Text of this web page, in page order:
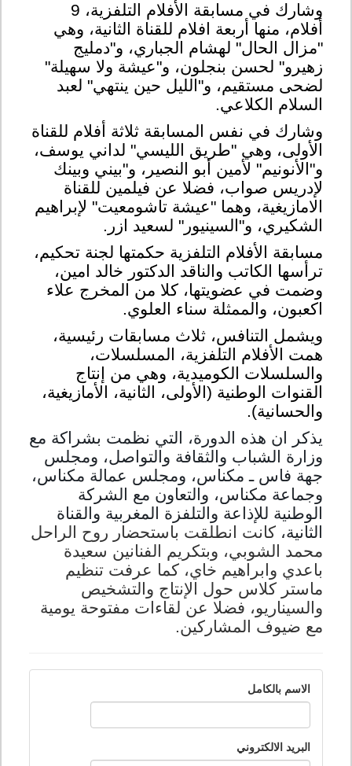
وشارك في مسابقة الأفلام التلفزية، 9
أفلام، منها أربعة افلام للقناة الثانية، وهي
"مزال الحال" لهشام الجباري، و"دمليج
زهيرو" لحسن بنجلون، و"عيشة ولا سهيلة"
لضحى مستقيم، و"الليل حين ينتهي" لعبد
السلام الكلاعي.
وشارك في نفس المسابقة ثلاثة أفلام للقناة
الأولى، وهي "طريق الليسي" لداني يوسف،
و"الأنونيم" لأمين أبو النصير، و"بيني وبينك
لإدريس صواب، فضلا عن فيلمين للقناة
الامازيغية، وهما "عيشة تاشومعيت" لإبراهيم
الشكيري، و"السينيور" لسعيد ازر .
مسابقة الأفلام التلفزية حكمتها لجنة تحكيم،
ترأسها الكاتب والناقد الدكتور خالد امين،
وضمت في عضويتها، كلا من المخرج علاء
اكعبون، والممثلة سناء العلوي.
ويشمل التنافس، ثلاث مسابقات رئيسية،
همت الأفلام التلفزية، المسلسلات،
والسلسلات الكوميدية، وهي من إنتاج
القنوات الوطنية (الأولى، الثانية، الأمازيغية،
والحسانية).
يذكر ان هذه الدورة، التي نظمت بشراكة مع
وزارة الشباب والثقافة والتواصل، ومجلس
جهة فاس ـ مكناس، ومجلس عمالة مكناس،
وجماعة مكناس، والتعاون مع الشركة
الوطنية للإذاعة والتلفزة المغربية والقناة
الثانية، كانت انطلقت باستحضار روح الراحل
محمد الشوبي، وبتكريم الفنانين سعيدة
باعدي وابراهيم خاي، كما عرفت تنظيم
ماستر كلاس حول الإنتاج والتشخيص
والسيناريو، فضلا عن لقاءات مفتوحة يومية
مع ضيوف المشاركين.
الاسم بالكامل
البريد الالكتروني